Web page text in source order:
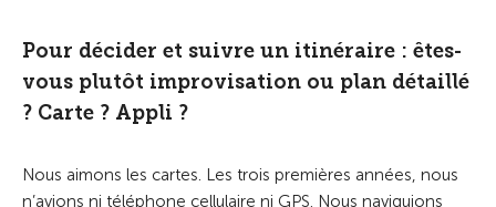
Pour décider et suivre un itinéraire : êtes-
vous plutôt improvisation ou plan détaillé
? Carte ? Appli ?
Nous aimons les cartes. Les trois premières années, nous
n’avions ni téléphone cellulaire ni GPS. Nous naviguions